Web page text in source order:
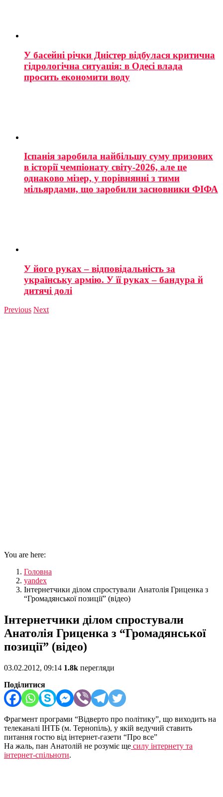
У басейні річки Дністер відбулася критична
гідрологічна ситуація: в Одесі влада
просить економити воду
Іспанія заробила найбільшу суму призових
в історії чемпіонату світу-2026, але це
однаково мізер, у порівнянні з тими
мільярдами, що заробили засновники ФІФА
У його руках – відповідальність за
українську армію. У її руках – бандура й
дитячі долі
Previous Next
You are here:
Головна
yandex
Інтернетчики ділом спростували Анатолія Гриценка з
“Громадянської позиції” (відео)
Інтернетчики ділом спростували
Анатолія Гриценка з “Громадянської
позиції” (відео)
03.02.2012, 09:14 1.8k перегляди
Поділитися
Фрагмент програми “Відверто про політику”, що виходить на
телеканалі ІНТБ (м. Тернопіль), у якій ведучий ставить
питання гостю від інтернет-газети “Про все”
На жаль, пан Анатолій не розуміє ще силу інтернету та
інтернет-спільноти.